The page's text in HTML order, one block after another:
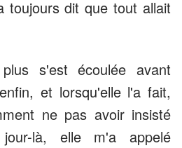
toujours dit que tout allait
s'est écoulée avant
et lorsqu'elle l'a fait,
ne pas avoir insisté
là, elle m'a appelé